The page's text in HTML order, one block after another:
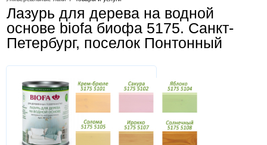
Лазурь для дерева на водной
основе biofa биофа 5175. Санкт-
Петербург, поселок Понтонный